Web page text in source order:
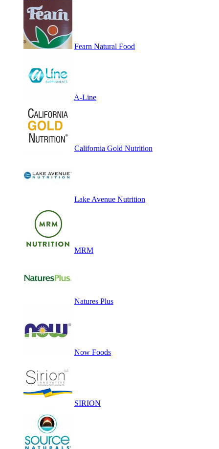
Fearn Natural Food
A-Line
California Gold Nutrition
Lake Avenue Nutrition
MRM
Natures Plus
Now Foods
SIRION